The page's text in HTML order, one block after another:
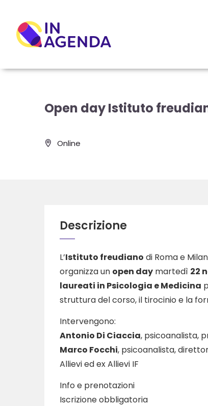
Open day Istituto
Online
Descrizione
L’Istituto freudiano di Roma e
organizza un open day martedì 22
laureati in Psicologia e Medicina
struttura del corso, il tirocinio e la
Intervengono:
Antonio Di Ciaccia, psicoanalista,
Marco Focchi, psicoanalista,
Allievi ed ex Allievi IF
Info e prenotazioni
Iscrizione obbligatoria